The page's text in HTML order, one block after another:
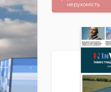
нерухомість